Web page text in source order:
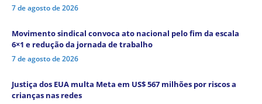
7 de agosto de 2026
Movimento sindical convoca ato nacional pelo fim da escala
6×1 e redução da jornada de trabalho
7 de agosto de 2026
Justiça dos EUA multa Meta em US$ 567 milhões por riscos a
crianças nas redes